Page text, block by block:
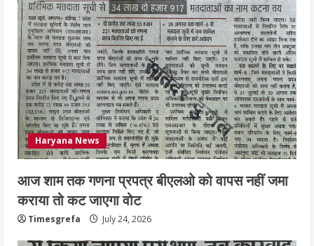
Haryana News
आज शाम तक गणना प्रपत्र बीएलओ को वापस नहीं जमा
कराया तो कट जाएगा वोट
Timesgrefa July 24, 2026